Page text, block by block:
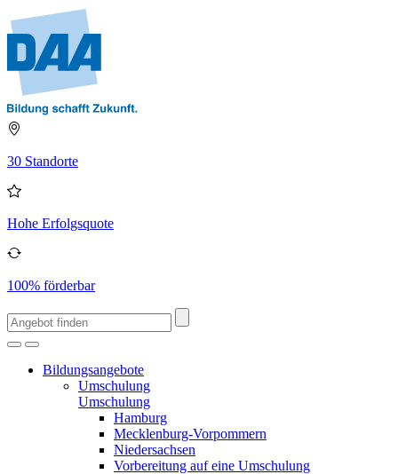
30 Standorte
Hohe Erfolgsquote
100% förderbar
Bildungsangebote
Umschulung
Umschulung
Hamburg
Mecklenburg-Vorpommern
Niedersachsen
Vorbereitung auf eine Umschulung